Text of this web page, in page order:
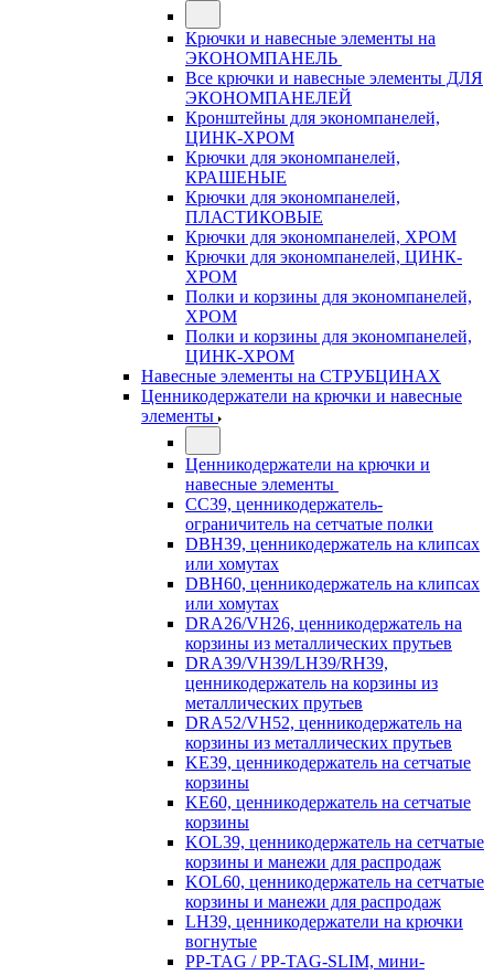
Крючки и навесные элементы на
ЭКОНОМПАНЕЛЬ
Все крючки и навесные элементы ДЛЯ
ЭКОНОМПАНЕЛЕЙ
Кронштейны для экономпанелей,
ЦИНК-ХРОМ
Крючки для экономпанелей,
КРАШЕНЫЕ
Крючки для экономпанелей,
ПЛАСТИКОВЫЕ
Крючки для экономпанелей, ХРОМ
Крючки для экономпанелей, ЦИНК-
ХРОМ
Полки и корзины для экономпанелей,
ХРОМ
Полки и корзины для экономпанелей,
ЦИНК-ХРОМ
Навесные элементы на СТРУБЦИНАХ
Ценникодержатели на крючки и навесные
элементы
Ценникодержатели на крючки и
навесные элементы
CC39, ценникодержатель-
ограничитель на сетчатые полки
DBH39, ценникодержатель на клипсах
или хомутах
DBH60, ценникодержатель на клипсах
или хомутах
DRA26/VH26, ценникодержатель на
корзины из металлических прутьев
DRA39/VH39/LH39/RH39,
ценникодержатель на корзины из
металлических прутьев
DRA52/VH52, ценникодержатель на
корзины из металлических прутьев
KE39, ценникодержатель на сетчатые
корзины
KE60, ценникодержатель на сетчатые
корзины
KOL39, ценникодержатель на сетчатые
корзины и манежи для распродаж
KOL60, ценникодержатель на сетчатые
корзины и манежи для распродаж
LH39, ценникодержатели на крючки
вогнутые
PP-TAG / PP-TAG-SLIM, мини-